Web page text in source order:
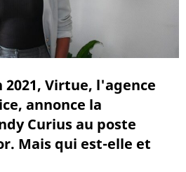
2021, Virtue, l'agence
annonce la
Curius au poste
Mais qui est-elle et